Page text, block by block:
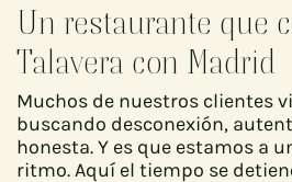
Un restaurante que
Talavera con Madrid
Muchos de nuestros clientes
buscando desconexión,
honesta. Y es que estamos a
ritmo. Aquí el tiempo se